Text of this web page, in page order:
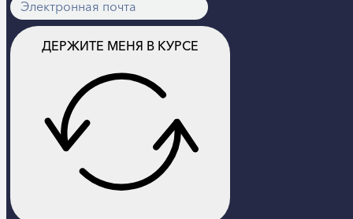
ДЕРЖИТЕ МЕНЯ В КУРСЕ